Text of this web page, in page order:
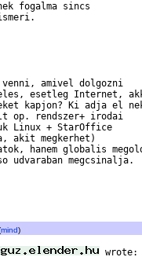
fogalma sincs
amivel dolgozni
esetleg Internet,
kapjon? Ki adja el
op. rendszer+ irodai
Linux + StarOffice
akit megkerhet)
hanem globalis
udvaraban megcsinalja.
mind)
wrote: